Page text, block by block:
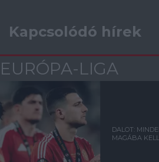
Kapcsolódó hírek
EURÓPA-LIGA
DALOT:
MAGÁBA